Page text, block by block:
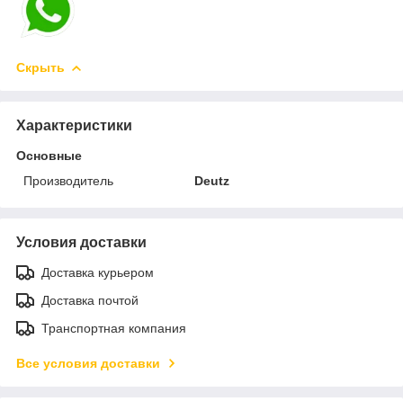
Скрыть
Характеристики
Основные
Производитель
Deutz
Условия доставки
Доставка курьером
Доставка почтой
Транспортная компания
Все условия доставки